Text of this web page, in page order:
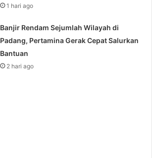
1 hari ago
Banjir Rendam Sejumlah Wilayah di
Padang, Pertamina Gerak Cepat Salurkan
Bantuan
2 hari ago